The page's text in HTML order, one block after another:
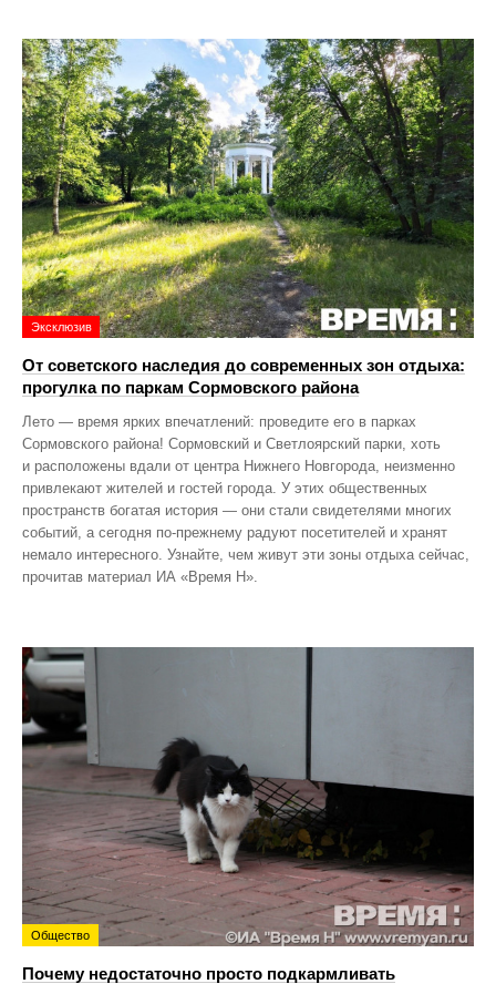
Эксклюзив
От советского наследия до современных зон отдыха:
прогулка по паркам Сормовского района
Лето — время ярких впечатлений: проведите его в парках
Сормовского района! Сормовский и Светлоярский парки, хоть
и расположены вдали от центра Нижнего Новгорода, неизменно
привлекают жителей и гостей города. У этих общественных
пространств богатая история — они стали свидетелями многих
событий, а сегодня по‑прежнему радуют посетителей и хранят
немало интересного. Узнайте, чем живут эти зоны отдыха сейчас,
прочитав материал ИА «Время Н».
Общество
Почему недостаточно просто подкармливать